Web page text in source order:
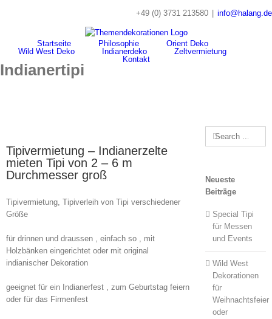
+49 (0) 3731 213580 info@halang.de
Startseite Philosophie
Orient Deko
Wild West Deko
Indianerdeko
Zeltvermietung
Kontakt
Indianertipi
Tipivermietung – Indianerzelte
mieten Tipi von 2 – 6 m
Durchmesser groß
Tipivermietung, Tipiverleih von Tipi verschiedener
Größe
für drinnen und draussen , einfach so , mit
Holzbänken eingerichtet oder mit original
indianischer Dekoration
geeignet für ein Indianerfest , zum Geburtstag feiern
oder für das Firmenfest
Search
for:
Neueste
Beiträge
Special Tipi
für Messen
und Events
Wild West
Dekorationen
für
Weihnachtsfeier
oder